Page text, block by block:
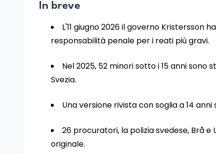
In breve
L'11 giugno 2026 il governo
responsabilità penale per i reati più gravi.
Nel 2025, 52 minori sotto i 15 anni
Svezia.
Una versione rivista con soglia a 14
26 procuratori, la polizia svedese, Brå
originale.